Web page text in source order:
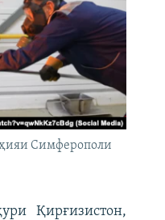
Симферополи
Қирғизистон,